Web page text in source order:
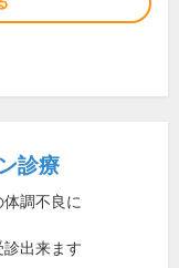
診療
調不良に
診出来ます